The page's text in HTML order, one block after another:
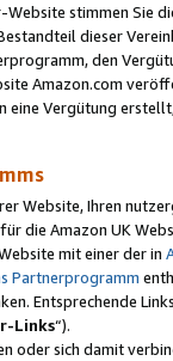
stimmen Sie
dieser
den
Amazon.com
eine Vergütung
Website, Ihren
die Amazon UK
mit einer der in
Partnerprogramm
Entsprechende
Links“).
oder sich damit